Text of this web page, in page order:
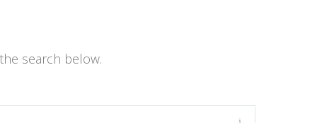
search below.